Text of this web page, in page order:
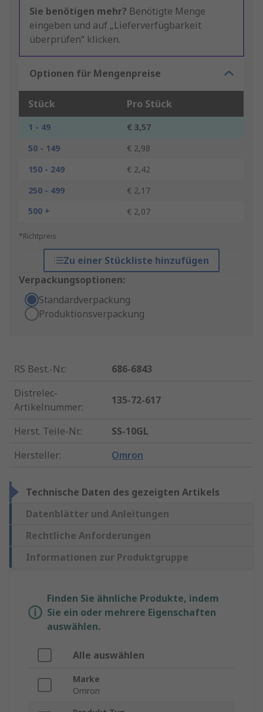
Sie benötigen mehr? Benötigte Menge
eingeben und auf „Lieferverfügbarkeit
überprüfen“ klicken.
Optionen für Mengenpreise
Stück Pro Stück
1 - 49
€ 3,57
50 - 149
€ 2,98
150 - 249
€ 2,42
250 - 499
€ 2,17
500 +
€ 2,07
*Richtpreis
Zu einer Stückliste hinzufügen
Verpackungsoptionen:
Standardverpackung
Produktionsverpackung
RS Best.-Nr.:
686-6843
Distrelec-
Artikelnummer:
135-72-617
Herst. Teile-Nr.:
SS-10GL
Hersteller: Omron
Technische Daten des gezeigten Artikels
Datenblätter und Anleitungen
Rechtliche Anforderungen
Informationen zur Produktgruppe
Finden Sie ähnliche Produkte, indem
Sie ein oder mehrere Eigenschaften
auswählen.
Alle auswählen
Marke
Omron